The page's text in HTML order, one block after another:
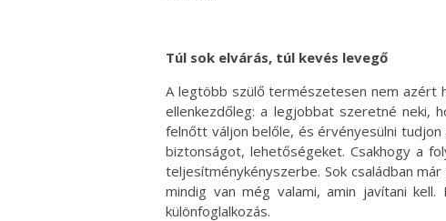
Túl sok elvárás, túl kevés levegő
A legtöbb szülő természetesen nem azért
ellenkezdőleg: a legjobbat szeretné neki,
felnőtt váljon belőle, és érvényesülni
biztonságot, lehetőségeket. Csakhogy a
teljesítménykényszerbe. Sok családban
mindig van még valami, amin javítani
különfoglalkozás.